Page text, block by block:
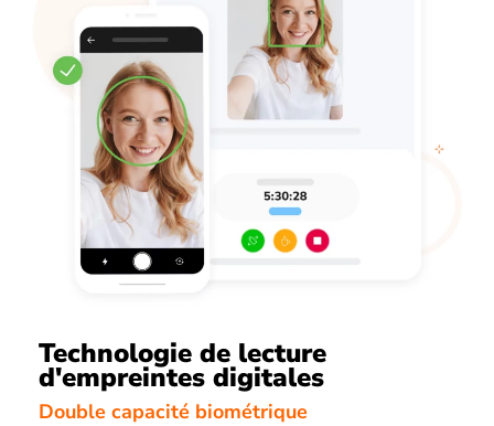
Technologie de lecture
d'empreintes digitales
Double capacité biométrique